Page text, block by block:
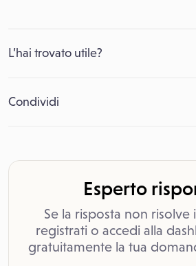
L’hai trovato utile?
Condividi
Esperto
Se la risposta non
registrati o accedi alla
gratuitamente la tua